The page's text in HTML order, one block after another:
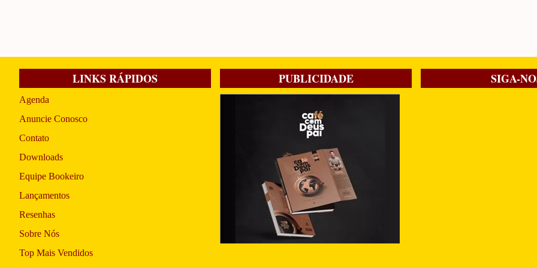
LINKS RÁPIDOS
Agenda
Anuncie Conosco
Contato
Downloads
Equipe Bookeiro
Lançamentos
Resenhas
Sobre Nós
Top Mais Vendidos
PUBLICIDADE SIGA-